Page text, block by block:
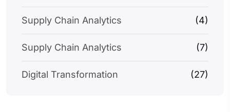
Supply Chain Analytics (4)
Supply Chain Analytics (7)
Digital Transformation (27)